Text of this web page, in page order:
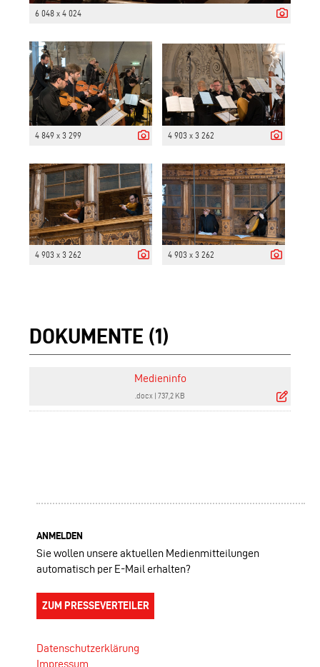
6 048 x 4 024
4 849 x 3 299 4 903 x 3 262
4 903 x 3 262 4 903 x 3 262
DOKUMENTE (1)
Medieninfo
.docx | 737,2 KB
ANMELDEN
Sie wollen unsere aktuellen Medienmitteilungen
automatisch per E-Mail erhalten?
ZUM PRESSEVERTEILER
Datenschutzerklärung
Impressum